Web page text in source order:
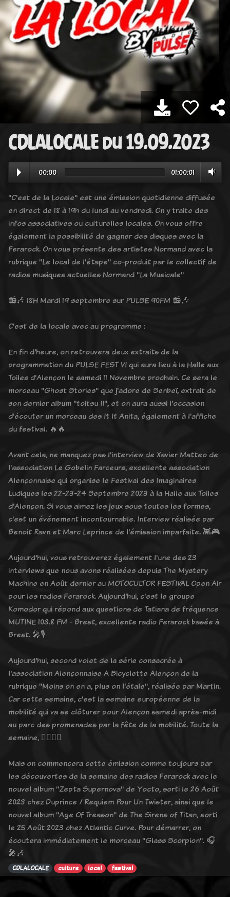
CDLALOCALE du 19.09.2023
00:00 01:00:01
"C'est de la Locale" est une émission quotidienne diffusée
en direct de 18 à 19h du lundi au vendredi. On y traite des
infos associatives ou culturelles locales. On vous offre
également la possibilité de gagner des disques avec la
Ferarock. On vous présente des artistes Normand avec la
rubrique "Le local de l'étape" co-produit par le collectif de
radios musiques actuelles Normand "La Musicale"
📻🎶 18H Mardi 19 septembre sur PULSE 90FM 📻🎶
C'est de la locale avec au programme :
En fin d'heure, on retrouvera deux extraits de la
programmation du PULSE FEST VI qui aura lieu à la Halle aux
Toiles d'Alençon le samedi 11 Novembre prochain. Ce sera le
morceau "Ghost Stories" que j'adore de Senbeï, extrait de
son dernier album "toitsu II", et on aura aussi l'occasion
d'écouter un morceau des It It Anita, également à l'affiche
du festival. 🔥🔥
Avant cela, ne manquez pas l'interview de Xavier Matteo de
l'association Le Gobelin Farceurs, excellente association
Alençonnaise qui organise le Festival des Imaginaires
Ludiques les 22-23-24 Septembre 2023 à la Halle aux Toiles
d'Alençon. Si vous aimez les jeux sous toutes les formes,
c'est un événement incontournable. Interview réalisée par
Benoit Ravn et Marc Leprince de l'émission imparfaite. 👾🎮
Aujourd'hui, vous retrouverez également l'une des 23
interviews que nous avons réalisées depuis The Mystery
Machine en Août dernier au MOTOCULTOR FESTIVAL Open Air
pour les radios Ferarock. Aujourd'hui, c'est le groupe
Komodor qui répond aux questions de Tatiana de fréquence
MUTINE 103.8 FM - Brest, excellente radio Ferarock basée à
Brest. 🎤🎙️
Aujourd'hui, second volet de la série consacrée à
l'association Alençonnaise A Bicyclette Alençon de la
rubrique "Moins on en a, plus on l'étale", réalisée par Martin.
Car cette semaine, c'est la semaine européenne de la
mobilité qui va se clôturer pour Alençon samedi après-midi
au parc des promenades par la fête de la mobilité. Toute la
semaine, 🚴‍♂️🚶‍♀️
Mais on commencera cette émission comme toujours par
les découvertes de la semaine des radios Ferarock avec le
nouvel album "Zepta Supernova" de Yocto, sorti le 26 Août
2023 chez Duprince / Requiem Pour Un Twister, ainsi que le
nouvel album "Age Of Treason" de The Sirens of Titan, sorti
le 25 Août 2023 chez Atlantic Curve. Pour démarrer, on
écoutera immédiatement le morceau "Glass Scorpion". 🎧
🎤🎶
CDLALOCALE culture local festival